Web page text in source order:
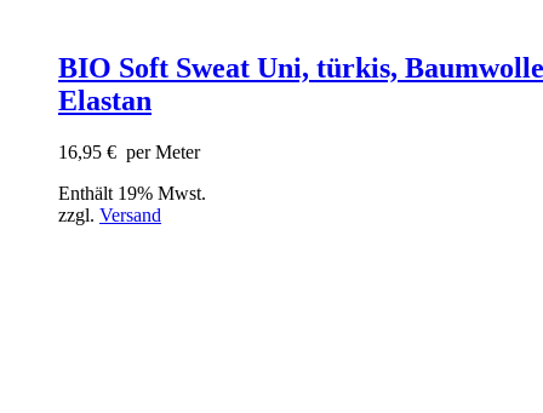
BIO Soft Sweat Uni, türkis,
Elastan
16,95 € per Meter
Enthält 19% Mwst.
zzgl. Versand